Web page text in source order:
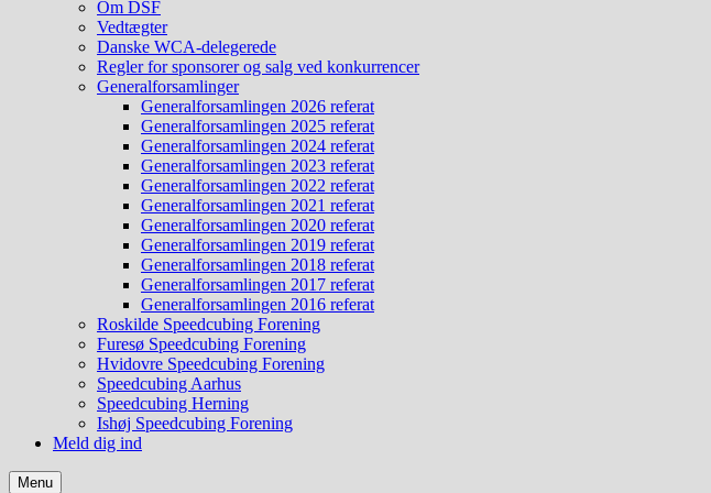
Om DSF
Vedtægter
Danske WCA-delegerede
Regler for sponsorer og salg ved konkurrencer
Generalforsamlinger
Generalforsamlingen 2026 referat
Generalforsamlingen 2025 referat
Generalforsamlingen 2024 referat
Generalforsamlingen 2023 referat
Generalforsamlingen 2022 referat
Generalforsamlingen 2021 referat
Generalforsamlingen 2020 referat
Generalforsamlingen 2019 referat
Generalforsamlingen 2018 referat
Generalforsamlingen 2017 referat
Generalforsamlingen 2016 referat
Roskilde Speedcubing Forening
Furesø Speedcubing Forening
Hvidovre Speedcubing Forening
Speedcubing Aarhus
Speedcubing Herning
Ishøj Speedcubing Forening
Meld dig ind
Menu